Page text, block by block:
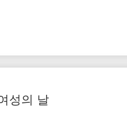
성의 날